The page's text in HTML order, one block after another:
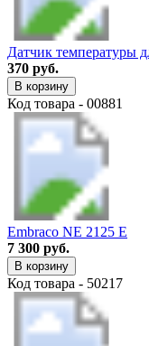
Датчик температуры
370 руб.
В корзину
Код товара - 00881
Embraco NE 2125 E
7 300 руб.
В корзину
Код товара - 50217